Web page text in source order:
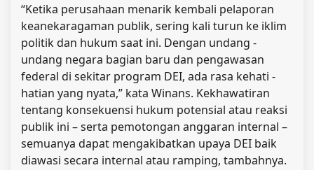
“Ketika perusahaan menarik kembali pelaporan
keanekaragaman publik, sering kali turun ke iklim
politik dan hukum saat ini. Dengan undang -
undang negara bagian baru dan pengawasan
federal di sekitar program DEI, ada rasa kehati -
hatian yang nyata,” kata Winans. Kekhawatiran
tentang konsekuensi hukum potensial atau reaksi
publik ini – serta pemotongan anggaran internal –
semuanya dapat mengakibatkan upaya DEI baik
diawasi secara internal atau ramping, tambahnya.